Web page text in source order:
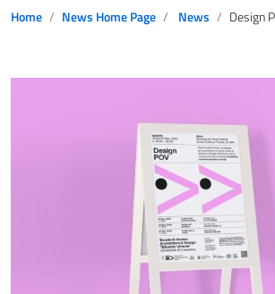
Home News Home Page News Design